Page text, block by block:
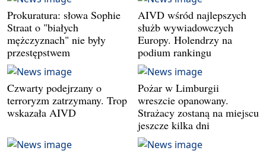
Prokuratura: słowa Sophie
Straat o "białych
mężczyznach" nie były
przestępstwem
AIVD wśród najlepszych
służb wywiadowczych
Europy. Holendrzy na
podium rankingu
Czwarty podejrzany o
terroryzm zatrzymany. Trop
wskazała AIVD
Pożar w Limburgii
wreszcie opanowany.
Strażacy zostaną na miejscu
jeszcze kilka dni